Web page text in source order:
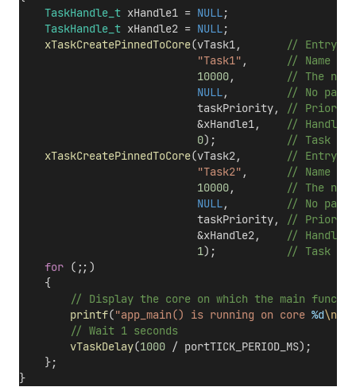
TaskHandle_t xHandle1 = NULL;
TaskHandle_t xHandle2 = NULL;
xTaskCreatePinnedToCore(vTask1,
// Entry
"Task1" ,
// Name of
10000,
// The
NULL,
// No
                            taskPriority,
// Priority
                            &xHandle1,
// Handle
0);
// Task
xTaskCreatePinnedToCore(vTask2,
// Entry
"Task2" ,
// Name of
10000,
// The
NULL,
// No
                            taskPriority,
// Priority
                            &xHandle2,
// Handle
1);
// Task
for (;;)
    {
// Display the core on which the main
printf("app_main() is running on core %d\n
        // Wait 1 seconds
vTaskDelay(1000 / portTICK_PERIOD_MS);
    };
}